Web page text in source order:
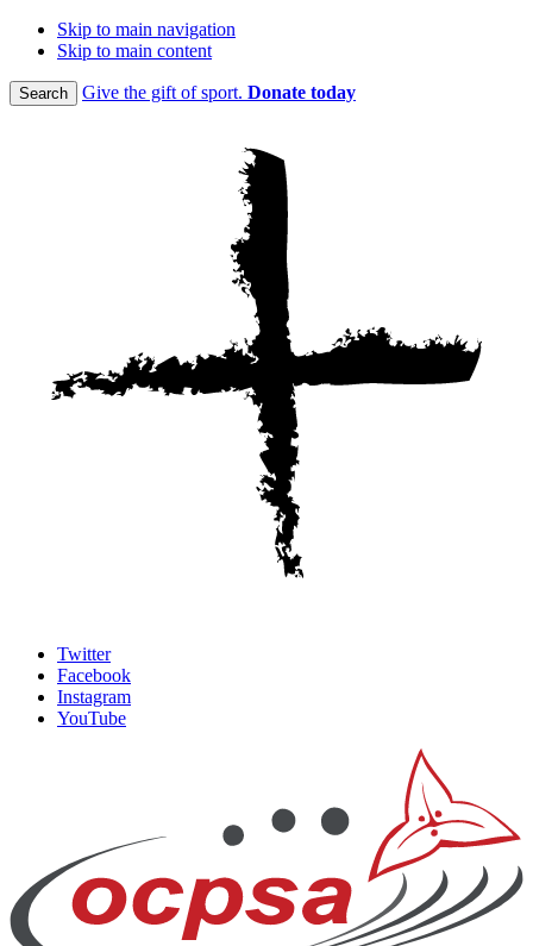
Skip to main navigation
Skip to main content
Search Give the gift of sport. Donate today
Twitter
Facebook
Instagram
YouTube